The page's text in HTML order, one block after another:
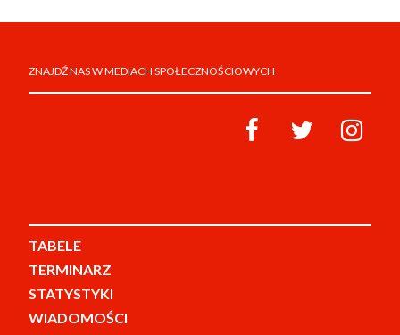
ZNAJDŹ NAS W MEDIACH SPOŁECZNOŚCIOWYCH
TABELE
TERMINARZ
STATYSTYKI
WIADOMOŚCI